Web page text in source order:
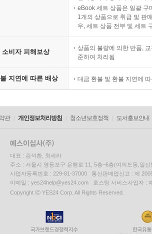
eBook 세트 상품은 일괄 구
1개의 상품으로 취급 및 판
우, 세트 상품 전부 및 세트
소비자 피해보상
상품의 불량에 의한 반품,
준하여 처리됨
지연에 따른 배상 대금 환불 및 환불 지연에
관 개인정보처리방침 청소년보호정책 도서홍보안내
대표 : 김석환, 최세라
주소 : 서울시 영등포구 은행로 11, 5층~6층(여의도동,일신
사업자등록번호 : 229-81-37000 통신판매업신고 : 제
이메일 : yes24help@yes24.com 호스팅 서비스사업자 :
Copyright ⓒ YES24 Corp. All Rights Reserved.